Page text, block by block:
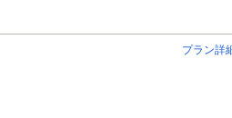
プラン詳